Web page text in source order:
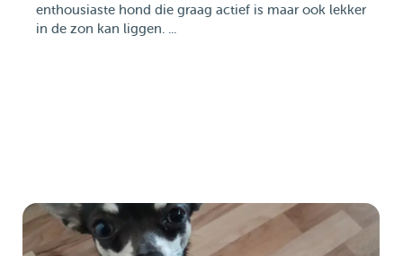
enthousiaste hond die graag actief is maar ook lekker
in de zon kan liggen. ...